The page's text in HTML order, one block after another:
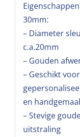
30mm:
– Diameter
c.a.20mm
– Gouden
– Geschikt
en
– Stevige
uitstraling